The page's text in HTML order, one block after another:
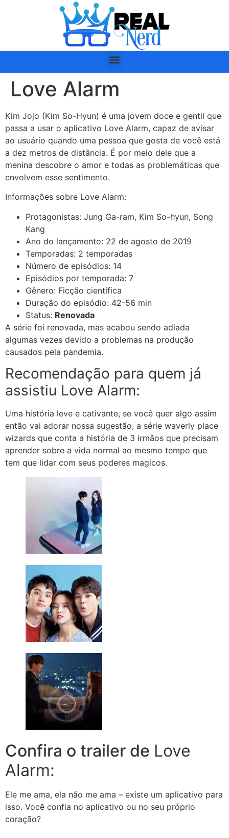
Love Alarm
Kim Jojo (Kim So-Hyun) é uma jovem doce e gentil que
passa a usar o aplicativo Love Alarm, capaz de avisar
ao usuário quando uma pessoa que gosta de você está
a dez metros de distância. É por meio dele que a
menina descobre o amor e todas as problemáticas que
envolvem esse sentimento.
Informações sobre Love Alarm:
Protagonistas: Jung Ga-ram, Kim So-hyun, Song
Kang
Ano do lançamento: 22 de agosto de 2019
Temporadas: 2 temporadas
Número de episódios: 14
Episódios por temporada: 7
Gênero: Ficção científica
Duração do episódio: 42-56 min
Status: Renovada
A série foi renovada, mas acabou sendo adiada
algumas vezes devido a problemas na produção
causados pela pandemia.
Recomendação para quem já
assistiu Love Alarm:
Uma história leve e cativante, se você quer algo assim
então vai adorar nossa sugestão, a série waverly place
wizards que conta a história de 3 irmãos que precisam
aprender sobre a vida normal ao mesmo tempo que
tem que lidar com seus poderes magicos.
Confira o trailer de Love
Alarm:
Ele me ama, ela não me ama – existe um aplicativo para
isso. Você confia no aplicativo ou no seu próprio
coração?